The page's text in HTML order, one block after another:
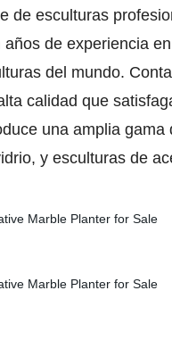
de esculturas
de experiencia
del mundo.
calidad que
una amplia
y esculturas de